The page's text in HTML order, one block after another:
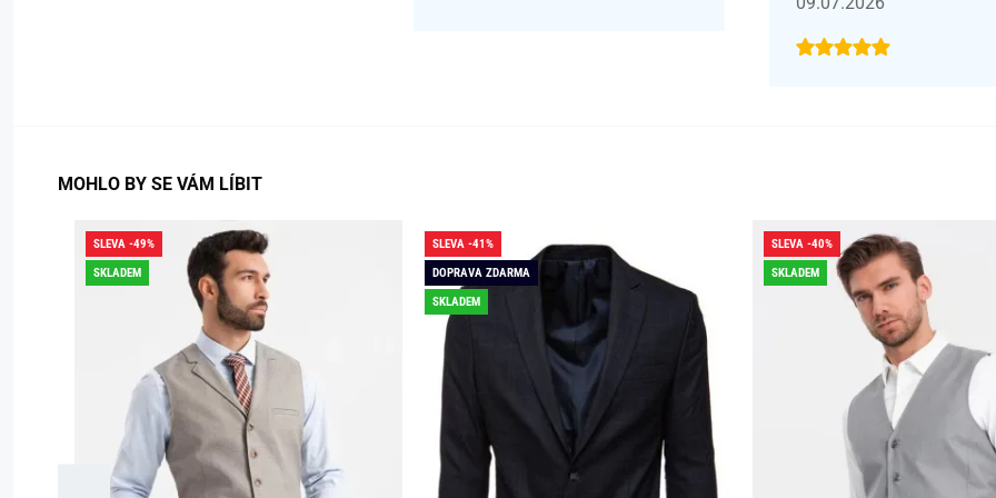
MOHLO BY SE VÁM LÍBIT
SLEVA -49%
SKLADEM
SLEVA -41%
DOPRAVA ZDARMA
SKLADEM
SLEVA -40%
SKLADEM